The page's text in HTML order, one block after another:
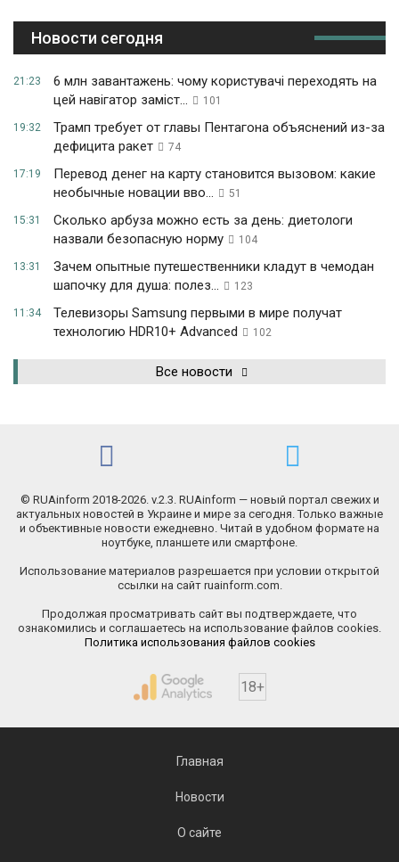
Новости сегодня
21:23
6 млн завантажень: чому користувачі переходять на
цей навігатор заміст...
101
19:32
Трамп требует от главы Пентагона объяснений из-за
дефицита ракет
74
17:19
Перевод денег на карту становится вызовом: какие
необычные новации вво...
51
15:31
Сколько арбуза можно есть за день: диетологи
назвали безопасную норму
104
13:31
Зачем опытные путешественники кладут в чемодан
шапочку для душа: полез...
123
11:34
Телевизоры Samsung первыми в мире получат
технологию HDR10+ Advanced
102
Все новости
© RUAinform 2018-2026. v.2.3. RUAinform — новый портал свежих и
актуальных новостей в Украине и мире за сегодня. Только важные
и объективные новости ежедневно. Читай в удобном формате на
ноутбуке, планшете или смартфоне.
Использование материалов разрешается при условии открытой
ссылки на сайт ruainform.com.
Продолжая просматривать сайт вы подтверждаете, что
ознакомились и соглашаетесь на использование файлов cookies.
Политика использования файлов cookies
18+
Главная
Новости
О сайте